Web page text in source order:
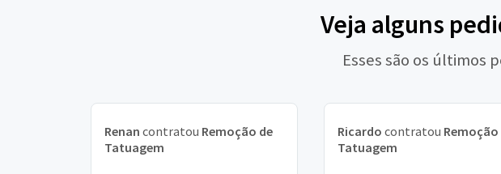
Veja alguns
Esses são os últimos
Renan contratou Remoção de
Tatuagem
Ricardo contratou Remoção
Tatuagem